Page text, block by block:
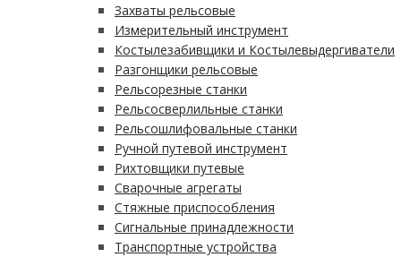
Захваты рельсовые
Измерительный инструмент
Костылезабивщики и Костылевыдергиватели
Разгонщики рельсовые
Рельсорезные станки
Рельсосверлильные станки
Рельсошлифовальные станки
Ручной путевой инструмент
Рихтовщики путевые
Сварочные агрегаты
Стяжные приспособления
Сигнальные принадлежности
Транспортные устройства